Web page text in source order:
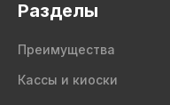
Разделы
Преимущества
Кассы и киоски